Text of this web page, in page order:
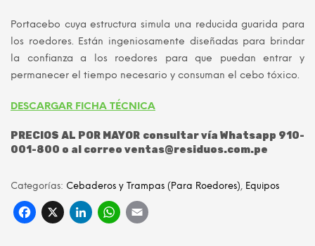
Portacebo cuya estructura simula una reducida guarida para
los roedores. Están ingeniosamente diseñadas para brindar
la confianza a los roedores para que puedan entrar y
permanecer el tiempo necesario y consuman el cebo tóxico.
DESCARGAR FICHA TÉCNICA
PRECIOS AL POR MAYOR consultar vía Whatsapp 910-
001-800 o al correo ventas@residuos.com.pe
Categorías: Cebaderos y Trampas (Para Roedores) Equipos
Facebook
X LinkedIn
WhatsApp